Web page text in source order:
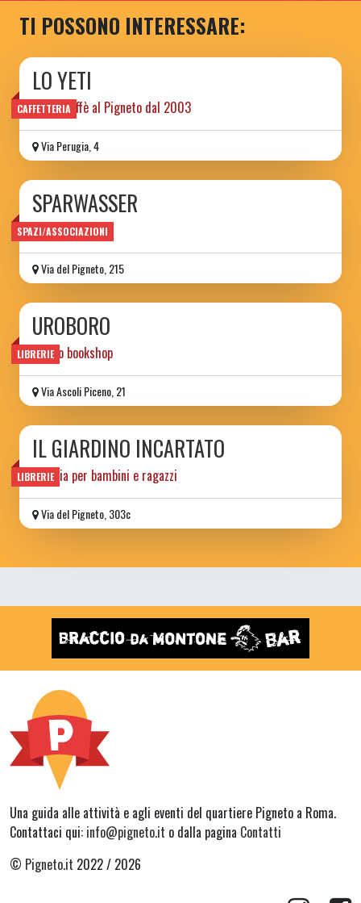
TI POSSONO INTERESSARE:
CAFFETTERIA
LO YETI
libri e caffè al Pigneto dal 2003
Via Perugia, 4
SPAZI/ASSOCIAZIONI
SPARWASSER
circolo ARCI
Via del Pigneto, 215
LIBRERIE
UROBORO
tattoo bookshop
Via Ascoli Piceno, 21
LIBRERIE
IL GIARDINO INCARTATO
libreria per bambini e ragazzi
Via del Pigneto, 303c
Una guida alle attività e agli eventi del quartiere Pigneto a Roma.
Contattaci qui: info@pigneto.it o dalla pagina Contatti
© Pigneto.it 2022 / 2026